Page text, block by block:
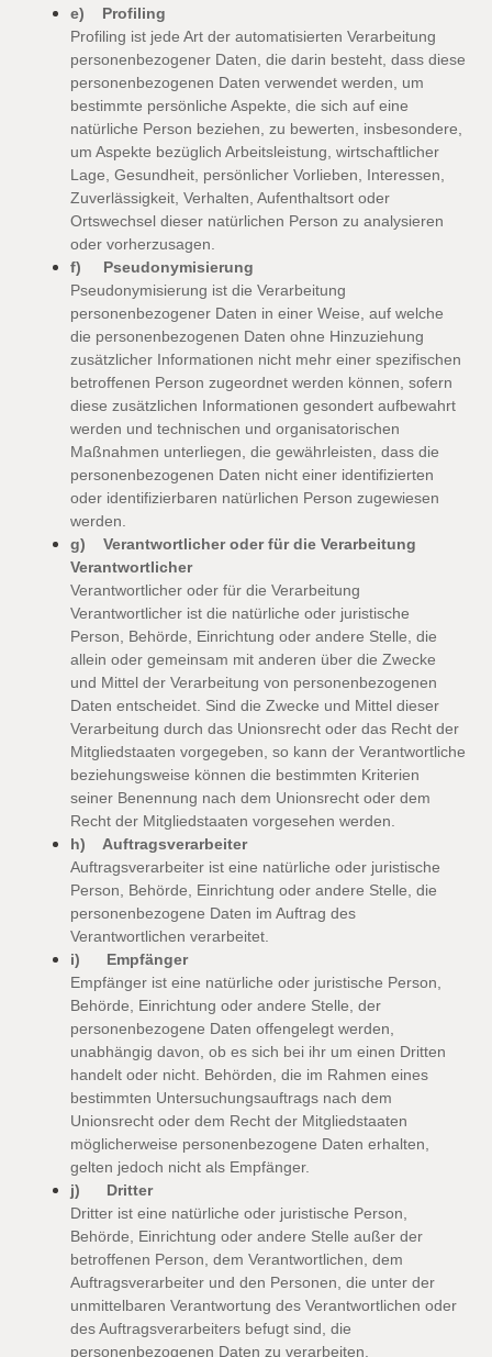
e) Profiling
Profiling ist jede Art der automatisierten Verarbeitung
personenbezogener Daten, die darin besteht, dass diese
personenbezogenen Daten verwendet werden, um
bestimmte persönliche Aspekte, die sich auf eine
natürliche Person beziehen, zu bewerten, insbesondere,
um Aspekte bezüglich Arbeitsleistung, wirtschaftlicher
Lage, Gesundheit, persönlicher Vorlieben, Interessen,
Zuverlässigkeit, Verhalten, Aufenthaltsort oder
Ortswechsel dieser natürlichen Person zu analysieren
oder vorherzusagen.
f) Pseudonymisierung
Pseudonymisierung ist die Verarbeitung
personenbezogener Daten in einer Weise, auf welche
die personenbezogenen Daten ohne Hinzuziehung
zusätzlicher Informationen nicht mehr einer spezifischen
betroffenen Person zugeordnet werden können, sofern
diese zusätzlichen Informationen gesondert aufbewahrt
werden und technischen und organisatorischen
Maßnahmen unterliegen, die gewährleisten, dass die
personenbezogenen Daten nicht einer identifizierten
oder identifizierbaren natürlichen Person zugewiesen
werden.
g) Verantwortlicher oder für die Verarbeitung
Verantwortlicher
Verantwortlicher oder für die Verarbeitung
Verantwortlicher ist die natürliche oder juristische
Person, Behörde, Einrichtung oder andere Stelle, die
allein oder gemeinsam mit anderen über die Zwecke
und Mittel der Verarbeitung von personenbezogenen
Daten entscheidet. Sind die Zwecke und Mittel dieser
Verarbeitung durch das Unionsrecht oder das Recht der
Mitgliedstaaten vorgegeben, so kann der Verantwortliche
beziehungsweise können die bestimmten Kriterien
seiner Benennung nach dem Unionsrecht oder dem
Recht der Mitgliedstaaten vorgesehen werden.
h) Auftragsverarbeiter
Auftragsverarbeiter ist eine natürliche oder juristische
Person, Behörde, Einrichtung oder andere Stelle, die
personenbezogene Daten im Auftrag des
Verantwortlichen verarbeitet.
i) Empfänger
Empfänger ist eine natürliche oder juristische Person,
Behörde, Einrichtung oder andere Stelle, der
personenbezogene Daten offengelegt werden,
unabhängig davon, ob es sich bei ihr um einen Dritten
handelt oder nicht. Behörden, die im Rahmen eines
bestimmten Untersuchungsauftrags nach dem
Unionsrecht oder dem Recht der Mitgliedstaaten
möglicherweise personenbezogene Daten erhalten,
gelten jedoch nicht als Empfänger.
j) Dritter
Dritter ist eine natürliche oder juristische Person,
Behörde, Einrichtung oder andere Stelle außer der
betroffenen Person, dem Verantwortlichen, dem
Auftragsverarbeiter und den Personen, die unter der
unmittelbaren Verantwortung des Verantwortlichen oder
des Auftragsverarbeiters befugt sind, die
personenbezogenen Daten zu verarbeiten.